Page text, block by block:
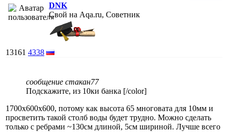
DNK
Свой на Aqa.ru, Советник
13161 4338
сообщение стакан77
Подскажите, из 10ки банка [/color]
1700х600х600, потому как высота 65 многовата для 10мм и
просветить такой столб воды будет трудно. Можно сделать
только с ребрами ~130см длиной, 5см шириной. Лучше всего